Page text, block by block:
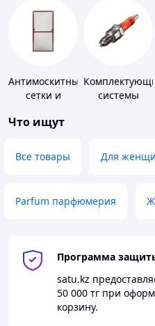
Антимоскитные
сетки и
к ним
системы
Что ищут
Все товары Для
Parfum парфюмерия
Программа
satu.kz
50 000 тг при
корзину.